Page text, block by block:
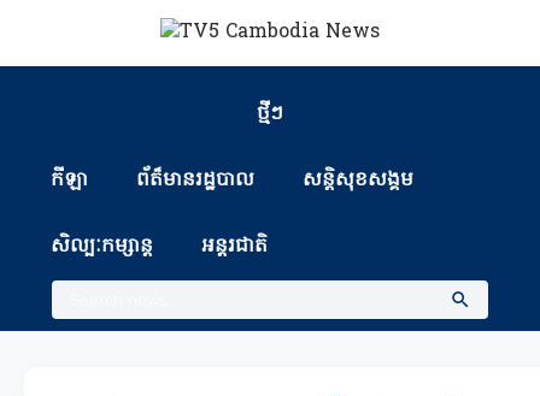
ថ្មីៗ
កីឡា ព័ត៏មានរដ្ឋបាល សន្តិសុខសង្គម
សិល្បៈកម្សាន្ត អន្តរជាតិ